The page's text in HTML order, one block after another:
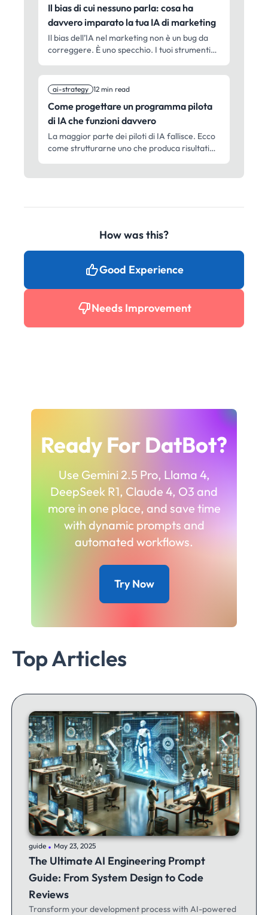
Il bias di cui nessuno parla: cosa ha
davvero imparato la tua IA di marketing
Il bias dell’IA nel marketing non è un bug da
correggere. È uno specchio. I tuoi strumenti
compra cosa, chi conta e cosa sembra
'normale'.
ai-strategy 12 min read
Come progettare un programma pilota
di IA che funzioni davvero
La maggior parte dei piloti di IA fallisce. Ecco
come strutturarne uno che produca risultati
How was this?
Good Experience
Needs Improvement
Ready For DatBot?
Use Gemini 2.5 Pro, Llama 4,
DeepSeek R1, Claude 4, O3 and
more in one place, and save time
with dynamic prompts and
automated workflows.
Try Now
Top Articles
guide .May 23, 2025
The Ultimate AI Engineering Prompt
Guide: From System Design to Code
Reviews
Transform your development process with AI-powered